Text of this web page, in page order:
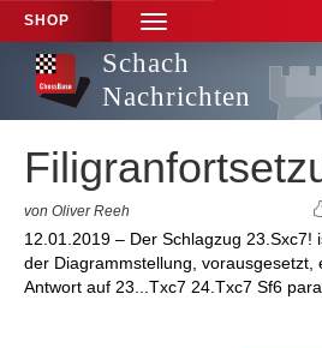
SHOP
TOGGLE
NAVIGATION
Schach
Nachrichten
von Oliver Reeh
12.01.2019 – Der Schlagzug 23.Sxc7!
der Diagrammstellung, vorausgesetzt,
Antwort auf 23...Txc7 24.Txc7 Sf6